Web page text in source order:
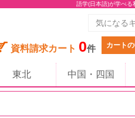
語学(日本語)が学べ
資料請求カート 0件 カート
東北 中国・四国